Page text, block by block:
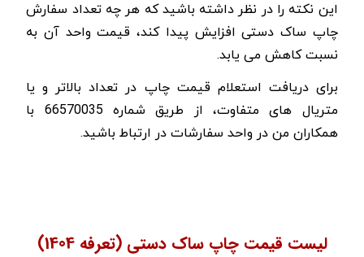
این نکته را در نظر داشته باشید که هر چه تعداد سفارش
چاپ ساک دستی افزایش پیدا کند، قیمت واحد آن به
نسبت کاهش می یابد.
برای دریافت استعلام قیمت چاپ در تعداد بالاتر و یا
متریال های متفاوت، از طریق شماره 66570035 با
همکاران من در واحد سفارشات در ارتباط باشید.
لیست قیمت چاپ ساک دستی (تعرفه 1404)